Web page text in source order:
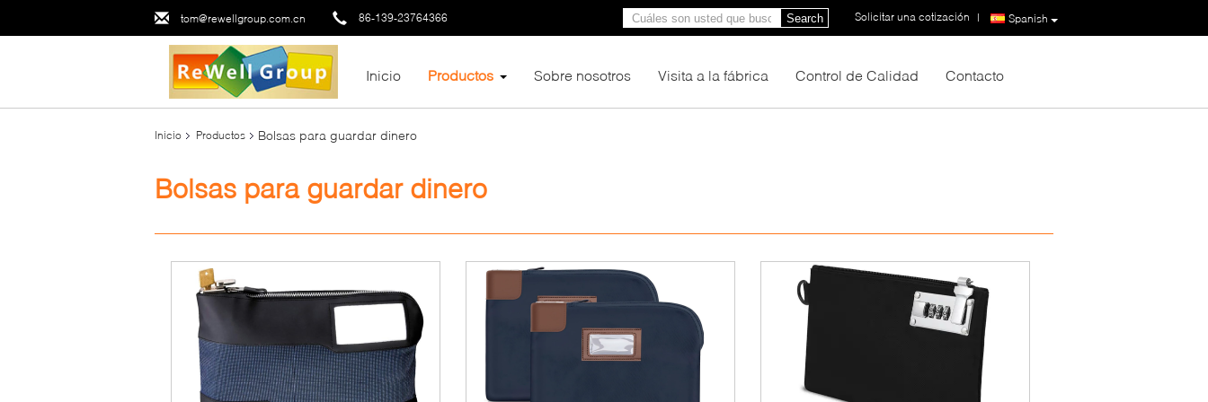
tom@rewellgroup.com.cn 86-139-23764366 Spanish
Solicitar una cotización |
Search
Inicio Productos Sobre nosotros Visita a la fábrica Control de Calidad Contacto
Inicio Productos Bolsas para guardar dinero
Bolsas para guardar dinero